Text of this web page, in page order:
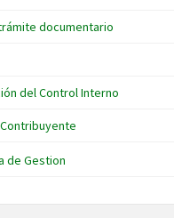
documentario
del Control Interno
de Gestion